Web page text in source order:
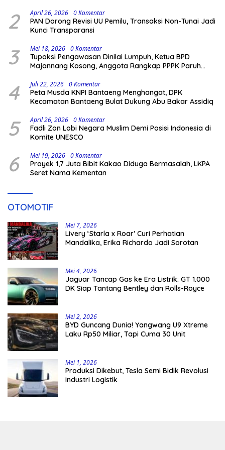
2 April 26, 2026 0 Komentar
PAN Dorong Revisi UU Pemilu, Transaksi Non-Tunai Jadi
Kunci Transparansi
3 Mei 18, 2026 0 Komentar
Tupoksi Pengawasan Dinilai Lumpuh, Ketua BPD
Majannang Kosong, Anggota Rangkap PPPK Paruh
4 Juli 22, 2026 0 Komentar
Peta Musda KNPI Bantaeng Menghangat, DPK
Kecamatan Bantaeng Bulat Dukung Abu Bakar Assidiq
5 April 26, 2026 0 Komentar
Fadli Zon Lobi Negara Muslim Demi Posisi Indonesia di
Komite UNESCO
6 Mei 19, 2026 0 Komentar
Proyek 1,7 Juta Bibit Kakao Diduga Bermasalah, LKPA
Seret Nama Kementan
OTOMOTIF
Mei 7, 2026
Livery ‘Starla x Roar’ Curi Perhatian
Mandalika, Erika Richardo Jadi Sorotan
Mei 4, 2026
Jaguar Tancap Gas ke Era Listrik: GT 1.000
DK Siap Tantang Bentley dan Rolls-Royce
Mei 2, 2026
BYD Guncang Dunia! Yangwang U9 Xtreme
Laku Rp50 Miliar, Tapi Cuma 30 Unit
Mei 1, 2026
Produksi Dikebut, Tesla Semi Bidik Revolusi
Industri Logistik